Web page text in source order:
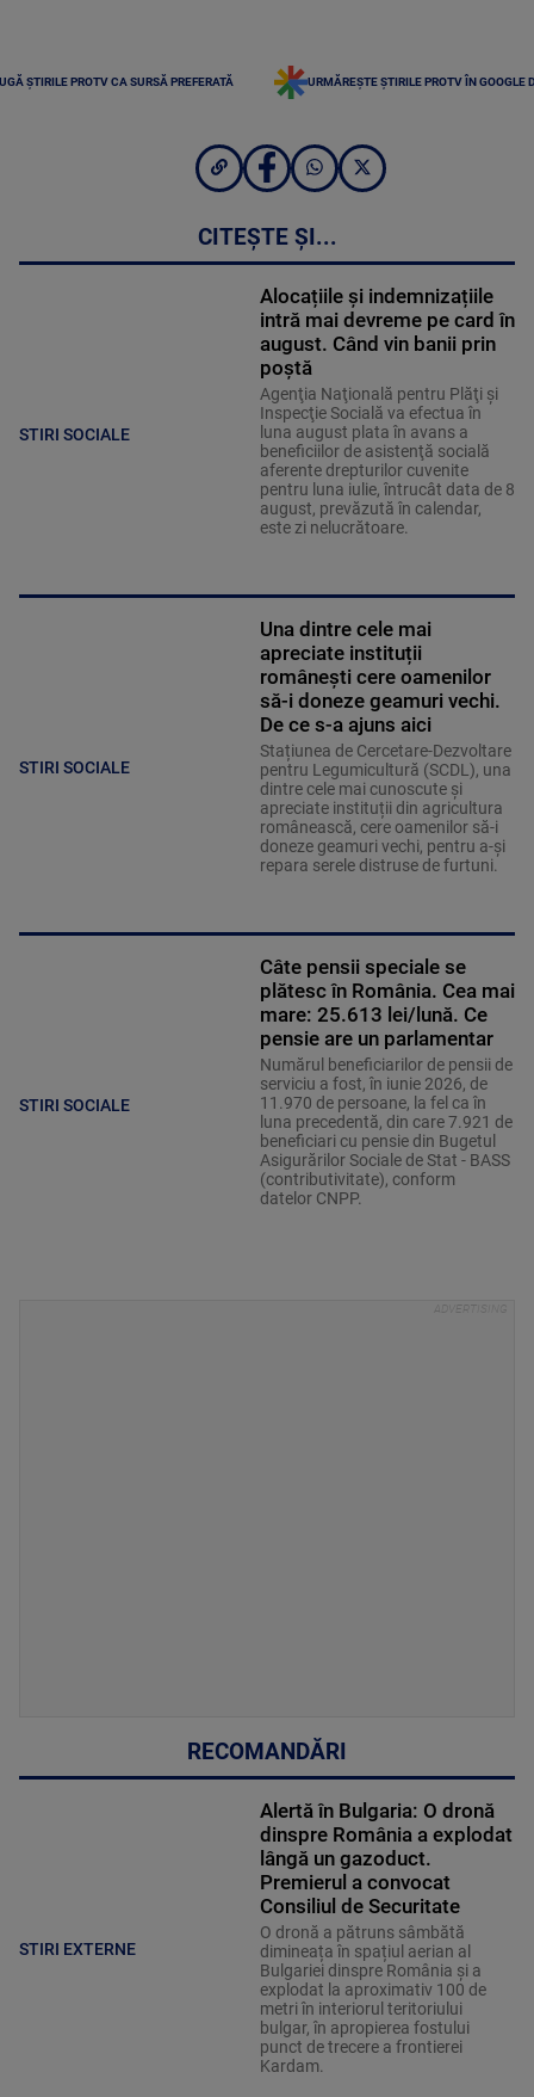
ȘTIRILE PROTV CA SURSĂ PREFERATĂ URMĂREȘTE ȘTIRILE PROTV ÎN GOOGLE
CITEȘTE ȘI...
STIRI SOCIALE
Alocațiile și indemnizațiile
intră mai devreme pe card în
august. Când vin banii prin
poștă
Agenţia Naţională pentru Plăţi şi
Inspecţie Socială va efectua în
luna august plata în avans a
beneficiilor de asistenţă socială
aferente drepturilor cuvenite
pentru luna iulie, întrucât data de 8
august, prevăzută în calendar,
este zi nelucrătoare.
STIRI SOCIALE
Una dintre cele mai
apreciate instituții
românești cere oamenilor
să-i doneze geamuri vechi.
De ce s-a ajuns aici
Stațiunea de Cercetare-Dezvoltare
pentru Legumicultură (SCDL), una
dintre cele mai cunoscute și
apreciate instituții din agricultura
românească, cere oamenilor să-i
doneze geamuri vechi, pentru a-și
repara serele distruse de furtuni.
STIRI SOCIALE
Câte pensii speciale se
plătesc în România. Cea mai
mare: 25.613 lei/lună. Ce
pensie are un parlamentar
Numărul beneficiarilor de pensii de
serviciu a fost, în iunie 2026, de
11.970 de persoane, la fel ca în
luna precedentă, din care 7.921 de
beneficiari cu pensie din Bugetul
Asigurărilor Sociale de Stat - BASS
(contributivitate), conform
datelor CNPP.
RECOMANDĂRI
STIRI EXTERNE
Alertă în Bulgaria: O dronă
dinspre România a explodat
lângă un gazoduct.
Premierul a convocat
Consiliul de Securitate
O dronă a pătruns sâmbătă
dimineața în spațiul aerian al
Bulgariei dinspre România și a
explodat la aproximativ 100 de
metri în interiorul teritoriului
bulgar, în apropierea fostului
punct de trecere a frontierei
Kardam.